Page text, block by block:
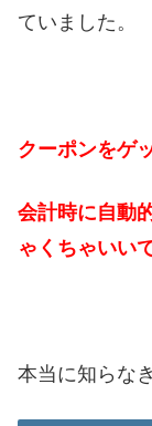
ていました。
クーポンをゲ
会計時に自動
ゃくちゃいい
本当に知らな